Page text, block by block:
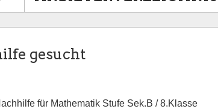
gesucht
für Mathematik Stufe Sek.B / 8.Klasse